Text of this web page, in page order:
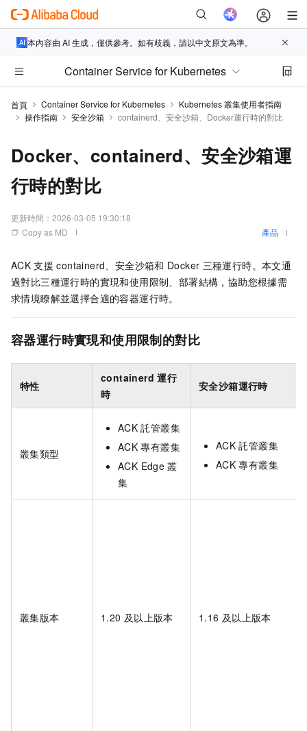
本內容由 AI 生成，僅供參考。如有歧義，請以中文原文為準。
Container Service for Kubernetes
首頁 Container Service for Kubernetes
Kubernetes 叢集使用者指南
操作指南
安全沙箱 containerd、安全沙箱、Docker運行時的對比
Docker、containerd、安全沙箱運
行時的對比
更新時間： 2026-03-05 19:30:18
Copy as MD
產品
ACK 支援 containerd、安全沙箱和 Docker 三種運行時。本文通
過對比三種運行時的實現和使用限制、部署結構，協助您根據需
求情境瞭解並選擇合適的容器運行時。
容器運行時實現和使用限制的對比
特性
containerd 運行
時
安全沙箱運行時
叢集類型
ACK 託管叢集
ACK 專有叢集
ACK Edge 叢
集
ACK 託管叢集
ACK 專有叢集
叢集版本 1.20 及以上版本 1.16 及以上版本